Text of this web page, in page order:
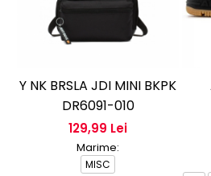
Y NK BRSLA JDI MINI BKPK
DR6091-010
129,99 Lei
Marime:
MISC